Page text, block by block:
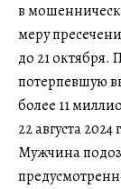
в
меру
до 21 октября.
потерпевшую
более 11
22 августа
Мужчина